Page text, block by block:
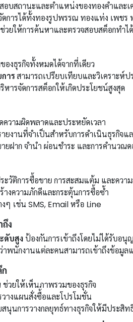
อบสถานะและตำแหน่งของทองคำและ
ดการได้ทั้งทองรูปพรรณ ทองแท่ง เพช
ช่วยให้การค้นหาและตรวจสอบสต็อกทำไ
องธุรกิจทั้งหมดได้จากที่เดียว
ารสามารถเปรียบเทียบและวิเคราะห์
หารจัดการสต็อกให้เกิดประโยชน์สูงสุด
ความผิดพลาดและประหยัดเวลา
ายงานที่จำเป็นสำหรับการดำเนินธุรกิจ
ยฝาก จำนำ ผ่อนชำระ และการคำนวณ
ะวัติการซื้อขาย การสะสมแต้ม และควา
างความภักดีและกระตุ้นการซื้อซ้ำ
ๆ เช่น SMS, Email หรือ Line
ง
ดับสูง ป้องกันการเข้าถึงโดยไม่ได้รับอนุ
าพนักงานแต่ละคนสามารถเข้าถึงข้อมูล
ก
ช่วยให้เห็นภาพรวมของธุรกิจ
างแผนสั่งซื้อและโปรโมชั่น
นุนการวางกลยุทธ์ทางธุรกิจให้มีประสิ